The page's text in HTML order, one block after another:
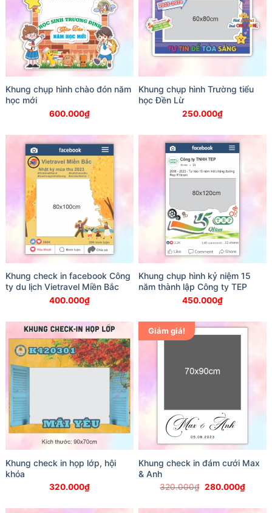
Khung chụp hình chào đón năm
học mới
600.000₫
Khung chụp hình Trường tiểu
học Đền Lừ
250.000₫
Khung check in facebook Công
ty du lịch Vietravel Miền Bắc
400.000₫
Khung chụp hình kỷ niệm 15
năm thành lập Công ty TEP
450.000₫
Khung check in họp lớp, hội
khóa
320.000₫
Giảm giá!
Khung check in đám cưới Max
& Anh
320.000₫ Giá
320.000₫.
280.000₫Giá
hiện
là: